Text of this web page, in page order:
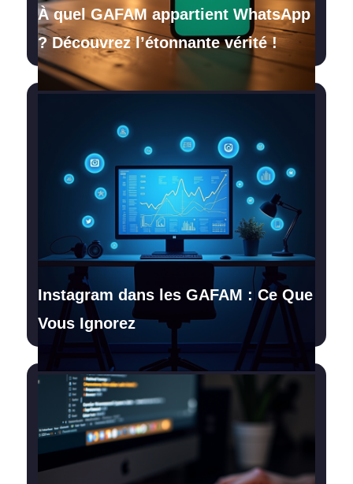
À quel GAFAM appartient WhatsApp
? Découvrez l’étonnante vérité !
Instagram dans les GAFAM : Ce Que
Vous Ignorez